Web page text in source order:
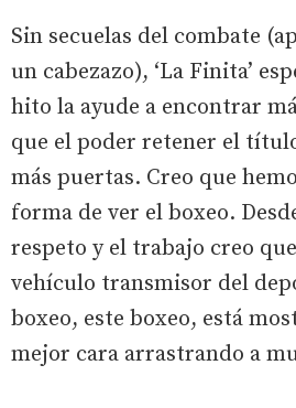
Sin secuelas del combate
un cabezazo), ‘La Finita’
hito la ayude a encontrar
que el poder retener el
más puertas. Creo que
forma de ver el boxeo.
respeto y el trabajo creo
vehículo transmisor del
boxeo, este boxeo, está
mejor cara arrastrando a